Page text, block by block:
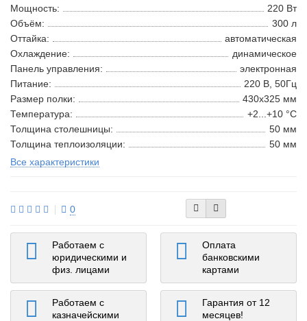
Мощность:
220 Вт
Объём:
300 л
Оттайка:
автоматическая
Охлаждение:
динамическое
Панель управления:
электронная
Питание:
220 В, 50Гц
Размер полки:
430х325 мм
Температура:
+2...+10 °С
Толщина столешницы:
50 мм
Толщина теплоизоляции:
50 мм
Все характеристики
0
Работаем с
юридическими и
физ. лицами
Оплата
банковскими
картами
Работаем с
казначейскими
Гарантия от 12
месяцев!